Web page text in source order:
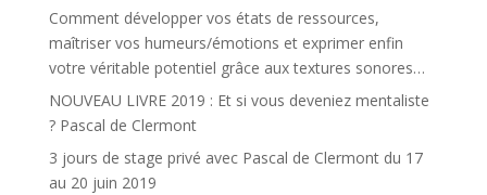
Comment développer vos états de ressources,
maîtriser vos humeurs/émotions et exprimer enfin
votre véritable potentiel grâce aux textures sonores…
NOUVEAU LIVRE 2019 : Et si vous deveniez mentaliste
? Pascal de Clermont
3 jours de stage privé avec Pascal de Clermont du 17
au 20 juin 2019